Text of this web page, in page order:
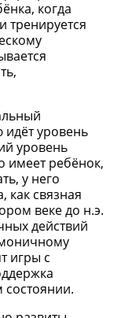
когда
тренируется
уровень
уровень
имеет ребёнок,
у него
как связная
веке до н.э.
действий
игры с